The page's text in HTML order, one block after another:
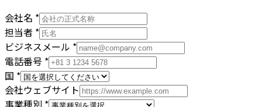
会社名 *
担当者 *
ビジネスメール *
電話番号 *
国 *
会社ウェブサイト
事業種別 *